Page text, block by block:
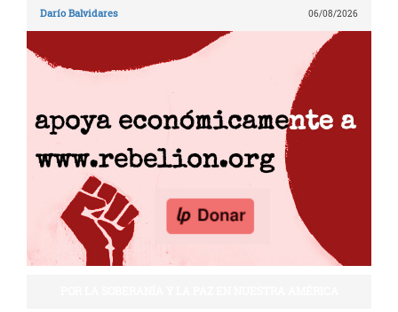
Darío Balvidares 06/08/2026